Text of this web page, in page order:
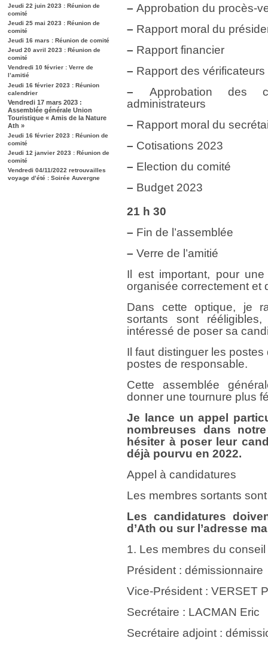
Jeudi 22 juin 2023 : Réunion de
comité
Jeudi 25 mai 2023 : Réunion de
comité
Jeudi 16 mars : Réunion de comité
Jeud 20 avril 2023 : Réunion de
comité
Vendredi 10 février : Verre de
l’amitié
Jeudi 16 février 2023 : Réunion
calendrier
Vendredi 17 mars 2023 :
Assemblée générale Union
Touristique « Amis de la Nature
Ath »
Jeudi 16 février 2023 : Réunion de
comité
Jeudi 12 janvier 2023 : Réunion de
comité
Vendredi 04/11/2022 retrouvailles
voyage d’été : Soirée Auvergne
– Approbation du procès-
– Rapport moral du
– Rapport financier
– Rapport des
– Approbation des
administrateurs
– Rapport moral du
– Cotisations 2023
– Election du comité
– Budget 2023
21 h 30
– Fin de l’assemblée
– Verre de l’amitié
Il est important, pour
organisée correctement et
Dans cette optique, je
sortants sont
intéressé de poser sa
Il faut distinguer les
postes de responsable.
Cette assemblée
donner une tournure plus
Je lance un appel
nombreuses dans
hésiter à poser leur
déjà pourvu en 2022.
Appel à candidatures
Les membres sortants
Les candidatures
d’Ath ou sur l’adresse
1. Les membres du conseil
Président : démissionnaire
Vice-Président : VERSET
Secrétaire : LACMAN Eric
Secrétaire adjoint :